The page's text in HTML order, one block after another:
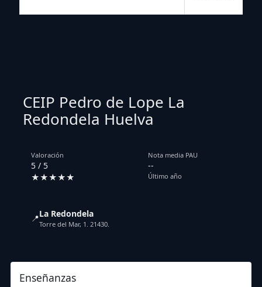
CEIP Pedro de Lope La
Redondela Huelva
Valoración
5 / 5
★★★★★
Nota media PAU
--
Último año
📍La Redondela
Torre del Mar, 1. 21430.
Enseñanzas